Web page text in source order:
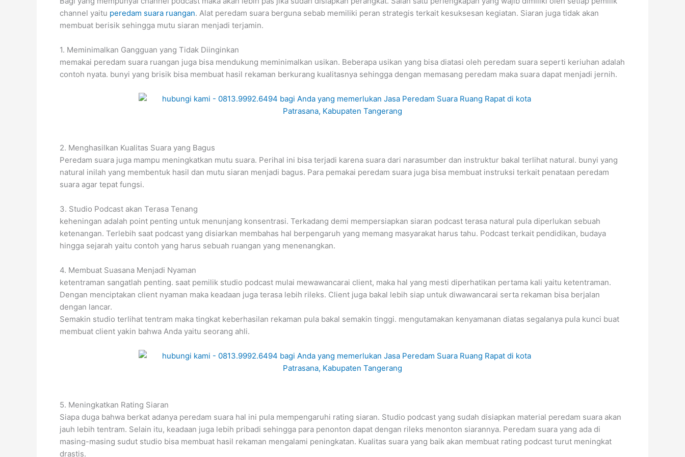
channel yaitu peredam suara ruangan. Alat peredam suara berguna sebab memiliki peran strategis terkait kesuksesan kegiatan. Siaran juga tidak akan
membuat berisik sehingga mutu siaran menjadi terjamin.
1. Meminimalkan Gangguan yang Tidak Diinginkan
memakai peredam suara ruangan juga bisa mendukung meminimalkan usikan. Beberapa usikan yang bisa diatasi oleh peredam suara seperti keriuhan adalah
contoh nyata. bunyi yang brisik bisa membuat hasil rekaman berkurang kualitasnya sehingga dengan memasang peredam maka suara dapat menjadi jernih.
2. Menghasilkan Kualitas Suara yang Bagus
Peredam suara juga mampu meningkatkan mutu suara. Perihal ini bisa terjadi karena suara dari narasumber dan instruktur bakal terlihat natural. bunyi yang
natural inilah yang membentuk hasil dan mutu siaran menjadi bagus. Para pemakai peredam suara juga bisa membuat instruksi terkait penataan peredam
suara agar tepat fungsi.
3. Studio Podcast akan Terasa Tenang
keheningan adalah point penting untuk menunjang konsentrasi. Terkadang demi mempersiapkan siaran podcast terasa natural pula diperlukan sebuah
ketenangan. Terlebih saat podcast yang disiarkan membahas hal berpengaruh yang memang masyarakat harus tahu. Podcast terkait pendidikan, budaya
hingga sejarah yaitu contoh yang harus sebuah ruangan yang menenangkan.
4. Membuat Suasana Menjadi Nyaman
ketentraman sangatlah penting. saat pemilik studio podcast mulai mewawancarai client, maka hal yang mesti diperhatikan pertama kali yaitu ketentraman.
Dengan menciptakan client nyaman maka keadaan juga terasa lebih rileks. Client juga bakal lebih siap untuk diwawancarai serta rekaman bisa berjalan
dengan lancar.
Semakin studio terlihat tentram maka tingkat keberhasilan rekaman pula bakal semakin tinggi. mengutamakan kenyamanan diatas segalanya pula kunci buat
membuat client yakin bahwa Anda yaitu seorang ahli.
5. Meningkatkan Rating Siaran
Siapa duga bahwa berkat adanya peredam suara hal ini pula mempengaruhi rating siaran. Studio podcast yang sudah disiapkan material peredam suara akan
jauh lebih tentram. Selain itu, keadaan juga lebih pribadi sehingga para penonton dapat dengan rileks menonton siarannya. Peredam suara yang ada di
masing-masing sudut studio bisa membuat hasil rekaman mengalami peningkatan. Kualitas suara yang baik akan membuat rating podcast turut meningkat
drastis.